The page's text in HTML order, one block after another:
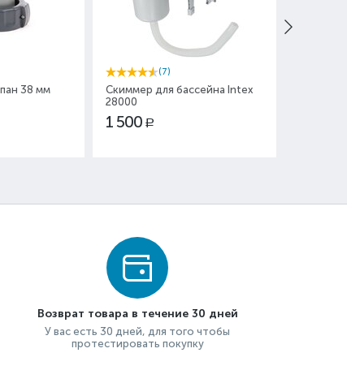
38 мм
(7)
Скиммер для бассейна Intex
28000
1 500 Р
Возврат товара в течение 30 дней
У вас есть 30 дней, для того чтобы
протестировать покупку